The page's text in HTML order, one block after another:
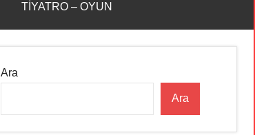
TİYATRO – OYUN
Ara
Ara